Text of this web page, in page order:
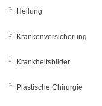
Heilung
Krankenversicherung
Krankheitsbilder
Plastische Chirurgie